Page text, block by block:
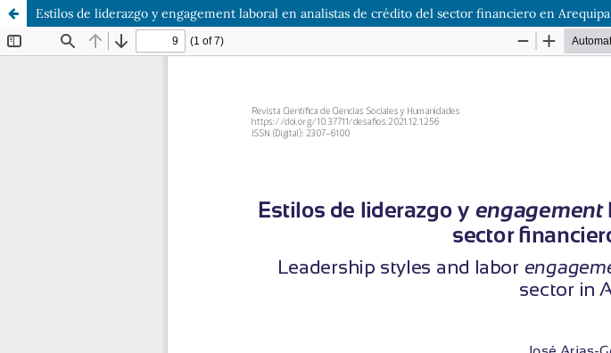
Estilos de liderazgo y engagement laboral en analistas de crédito del sector financiero en Arequipa